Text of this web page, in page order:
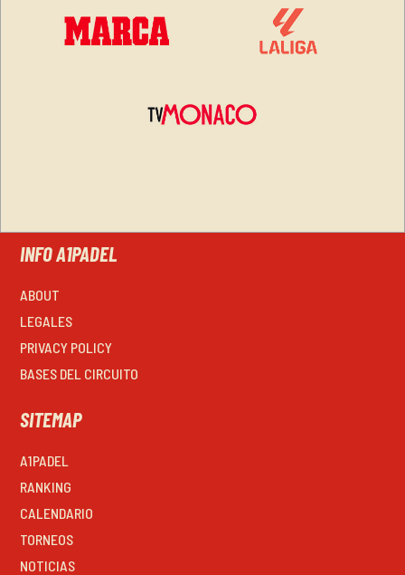
INFO A1PADEL
ABOUT
LEGALES
PRIVACY POLICY
BASES DEL CIRCUITO
SITEMAP
A1PADEL
RANKING
CALENDARIO
TORNEOS
NOTICIAS